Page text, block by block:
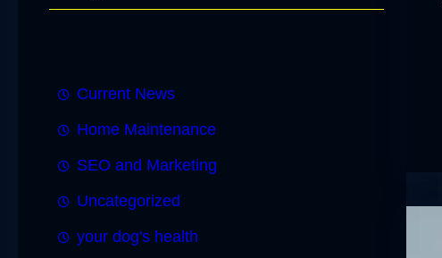
Current News
Home Maintenance
SEO and Marketing
Uncategorized
your dog's health